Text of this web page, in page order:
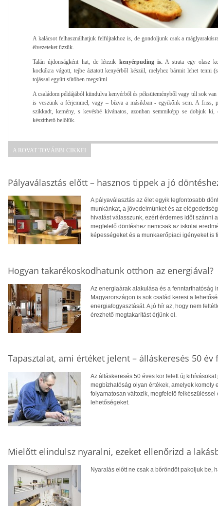
A kalácsot felhasználhatjuk felfújtakhoz is, de gondoljunk csak a
élvezeteket űzzük.
Talán újdonságként hat, de létezik kenyérpuding is.A strata egy olasz
kockákra vágott, tejbe áztatott kenyérből készül, melyhez bármit lehet tenni
tojással együtt sütőben megsütni.
A családom példájából kiindulva kenyérből és péksüteményből vagy túl sok
is veszünk a férjemmel, vagy – bízva a másikban - egyikőnk sem. A friss,
szikkadt, kemény, s kevésbé kívánatos, azonban semmiképp se dobjuk
készíthető belőlük.
A ROVAT TOVÁBBI CIKKEI
Pályaválasztás előtt – hasznos tippek a jó
A pályaválasztás az élet egyik legfontosabb
munkánkat, a jövedelmünket és az
hivatást válasszunk, ezért érdemes időt szánni
megfelelő döntéshez nemcsak az iskolai
képességeket és a munkaerőpiaci igényeket is
Hogyan takarékoskodhatunk otthon az energiával?
Az energiaárak alakulása és a fenntarthatóság
Magyarországon is sok család keresi a
energiafogyasztását. A jó hír az, hogy nem
érezhető megtakarítást érjünk el.
Tapasztalat, ami értéket jelent – álláskeresés 50 év
Az álláskeresés 50 éves kor felett új
megbízhatóság olyan értékek, amelyek komoly
folyamatosan változik, megfelelő
lehetőségeket.
Mielőtt elindulsz nyaralni, ezeket ellenőrizd a
Nyaralás előtt ne csak a bőröndöt pakoljuk be,